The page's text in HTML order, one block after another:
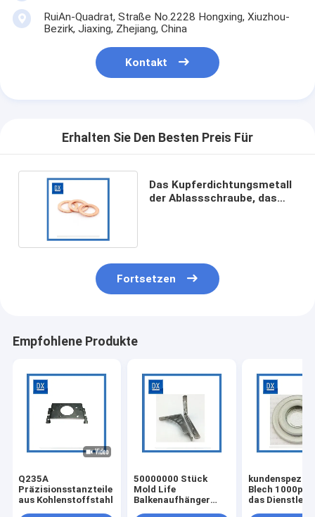
RuiAn-Quadrat, Straße No.2228 Hongxing, Xiuzhou-
Bezirk, Jiaxing, Zhejiang, China
Kontakt
Erhalten Sie Den Besten Preis Für
Das Kupferdichtungsmetall
der Ablassschraube, das
Fortsetzen
Empfohlene Produkte
Q235A
Präzisionsstanzteile
aus Kohlenstoffstahl
50000000 Stück
Mold Life
Balkenaufhänger
Blech 1000pcs
das